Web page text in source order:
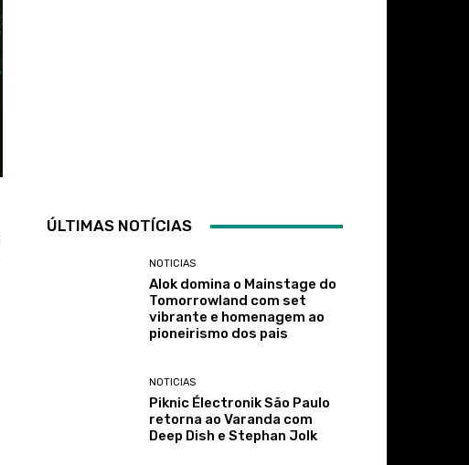
ÚLTIMAS NOTÍCIAS
NOTICIAS
Alok domina o Mainstage do
Tomorrowland com set
vibrante e homenagem ao
pioneirismo dos pais
NOTICIAS
Piknic Électronik São Paulo
retorna ao Varanda com
Deep Dish e Stephan Jolk